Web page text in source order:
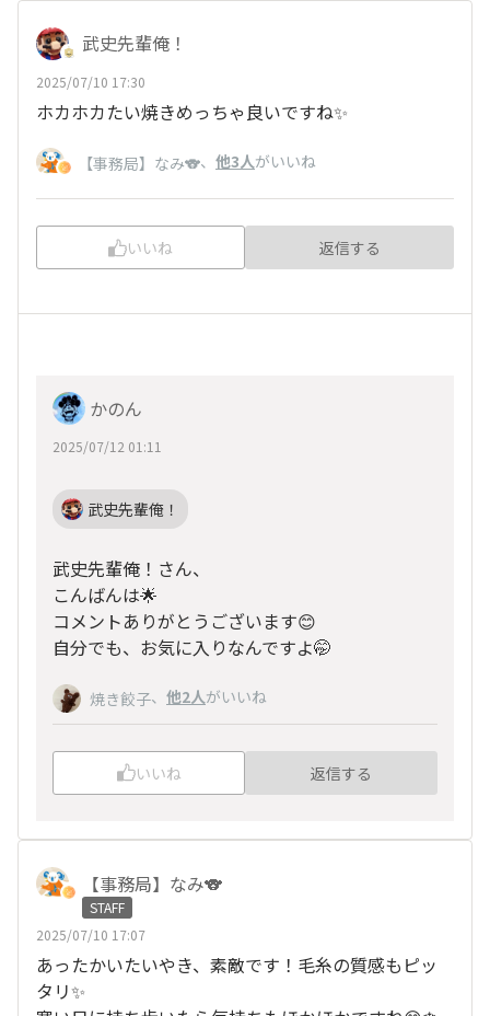
武史先輩俺！
2025/07/10 17:30
ホカホカたい焼きめっちゃ良いですね✨
【事務局】なみ🐨、 他3人がいいね
いいね 返信する
かのん
2025/07/12 01:11
武史先輩俺！
武史先輩俺！さん、
こんばんは🌟
コメントありがとうございます😊
自分でも、お気に入りなんですよ🤭
焼き餃子、 他2人がいいね
いいね 返信する
【事務局】なみ🐨
STAFF
2025/07/10 17:07
あったかいたいやき、素敵です！毛糸の質感もピッ
タリ✨️